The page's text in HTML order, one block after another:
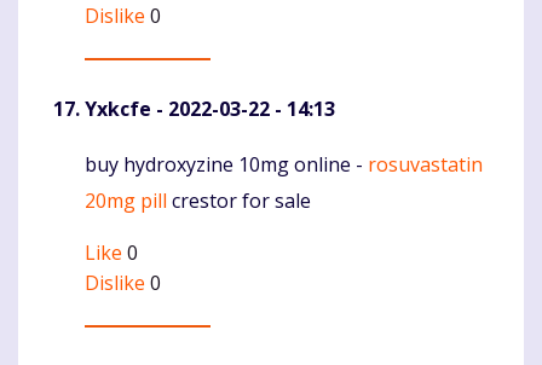
Dislike 0
Yxkcfe - 2022-03-22 - 14:13
Komentaras
buy hydroxyzine 10mg online - rosuvastatin
20mg pill crestor for sale
Like 0
Dislike 0